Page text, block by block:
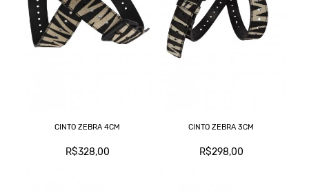
CINTO ZEBRA 4CM
R$328,00
CINTO ZEBRA 3CM
R$298,00